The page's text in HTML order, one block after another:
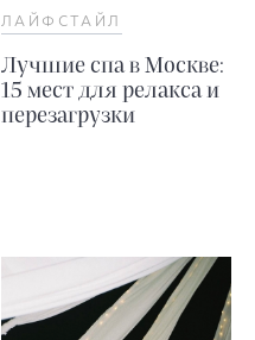
ЛАЙФСТАЙЛ
Лучшие спа в Москве:
15 мест для релакса и
перезагрузки